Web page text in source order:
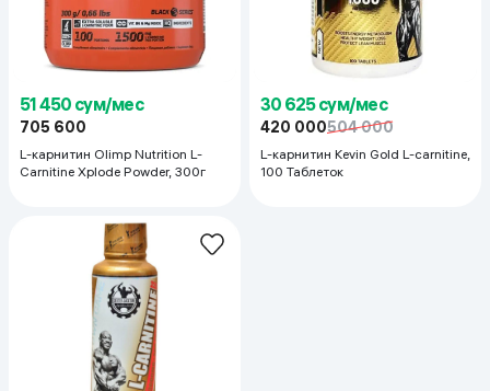
51 450 сум/мес
705 600
L-карнитин Olimp Nutrition L-
Carnitine Xplode Powder, 300г
30 625 сум/мес
420 000504 000
L-карнитин Kevin Gold L-carnitine,
100 Таблеток